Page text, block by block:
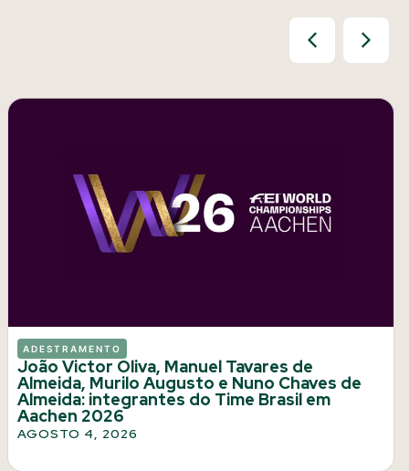
ADESTRAMENTO
João Victor Oliva, Manuel Tavares de
Almeida, Murilo Augusto e Nuno Chaves de
Almeida: integrantes do Time Brasil em
Aachen 2026
AGOSTO 4, 2026